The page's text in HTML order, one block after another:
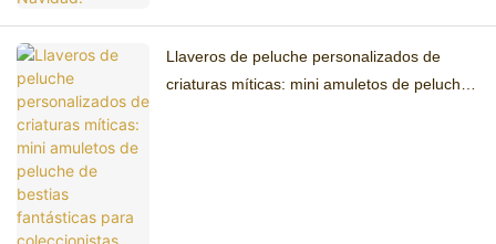
Llaveros de peluche personalizados de
criaturas míticas: mini amuletos de peluche